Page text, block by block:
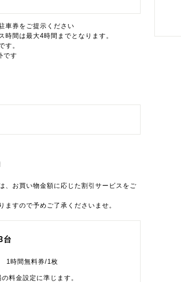
車券をご提示ください
時間は最大4時間までとなります。
す。
です
、お買い物金額に応じた割引サービスをご
ますので予めご了承くださいませ。
台
時間無料券/1枚
料金設定に準じます。